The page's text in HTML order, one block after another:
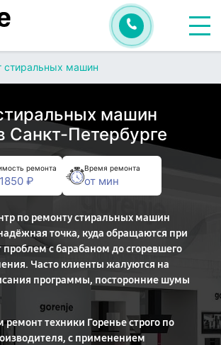
стиральных машин
машин
Санкт-Петербурге
ремонта
₽
Время ремонта
от мин
по ремонту стиральных машин
точка, куда обращаются при
с барабаном до сгоревшего
Часто клиенты жалуются на
программы, посторонние шумы
техники Горенье строго по
с применением